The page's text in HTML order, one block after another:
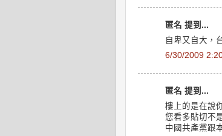
匿名 提到...
自卑又自大，
6/30/2009
匿名 提到...
樓上的是在說
您看多貼切不
中國共產黨跟